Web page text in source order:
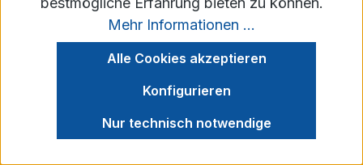
Lichtkuppel Oberschale 70 x 220 cm
Mehr Informationen ...
Nur technisch notwendige
Konfigurieren
Alle Cookies akzeptieren